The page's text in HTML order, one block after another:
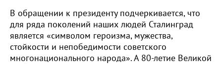
В обращении к президенту подчеркивается, что
для ряда поколений наших людей Сталинград
является «символом героизма, мужества,
стойкости и непобедимости советского
многонационального народа». А 80-летие Великой